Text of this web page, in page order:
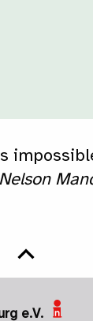
Nelson
e.V.